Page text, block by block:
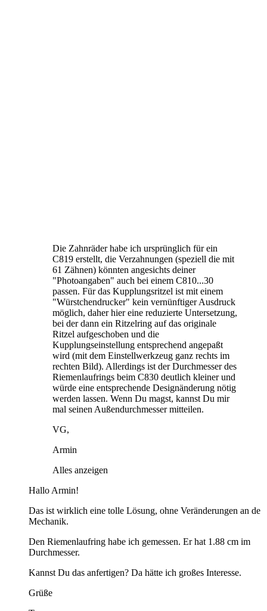
Die Zahnräder habe ich ursprünglich für ein
C819 erstellt, die Verzahnungen (speziell die mit
61 Zähnen) könnten angesichts deiner
"Photoangaben" auch bei einem C810...30
passen. Für das Kupplungsritzel ist mit einem
"Würstchendrucker" kein vernünftiger Ausdruck
möglich, daher hier eine reduzierte Untersetzung,
bei der dann ein Ritzelring auf das originale
Ritzel aufgeschoben und die
Kupplungseinstellung entsprechend angepaßt
wird (mit dem Einstellwerkzeug ganz rechts im
rechten Bild). Allerdings ist der Durchmesser des
Riemenlaufrings beim C830 deutlich kleiner und
würde eine entsprechende Designänderung nötig
werden lassen. Wenn Du magst, kannst Du mir
mal seinen Außendurchmesser mitteilen.
VG,
Armin
Alles anzeigen
Hallo Armin!
Das ist wirklich eine tolle Lösung, ohne Veränderungen an de
Mechanik.
Den Riemenlaufring habe ich gemessen. Er hat 1.88 cm im
Durchmesser.
Kannst Du das anfertigen? Da hätte ich großes Interesse.
Grüße